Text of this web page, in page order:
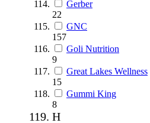
Gerber
22
GNC
157
Goli Nutrition
9
Great Lakes Wellness
15
Gummi King
8
H